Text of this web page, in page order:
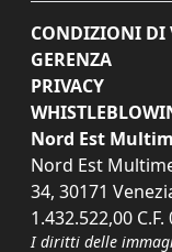
CONDIZIONI DI
GERENZA
PRIVACY
Nord Est
Nord Est
34, 30171
1.432.522,00
I diritti delle